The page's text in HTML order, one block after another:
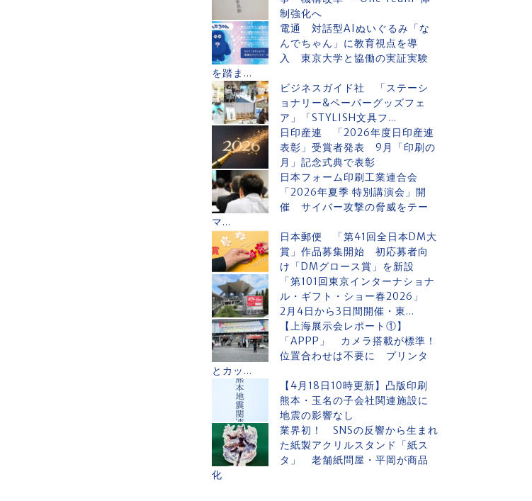
制強化へ
電通 対話型AIぬいぐるみ「な
んでちゃん」に教育視点を導
入 東京大学と協働の実証実験
を踏ま...
ビジネスガイド社 「ステーシ
ョナリー&ペーパーグッズフェ
ア」「STYLISH文具フ...
日印産連 「2026年度日印産連
表彰」受賞者発表 9月「印刷の
月」記念式典で表彰
日本フォーム印刷工業連合会
「2026年夏季 特別講演会」開
催 サイバー攻撃の脅威をテー
マ...
日本郵便 「第41回全日本DM大
賞」作品募集開始 初応募者向
け「DMグロース賞」を新設
「第101回東京インターナショナ
ル・ギフト・ショー春2026」
2月4日から3日間開催・東...
【上海展示会レポート①】
「APPP」 カメラ搭載が標準！
位置合わせは不要に プリンタ
とカッ...
【4月18日10時更新】凸版印刷
熊本・玉名の子会社関連施設に
地震の影響なし
業界初！ SNSの反響から生まれ
た紙製アクリルスタンド「紙ス
タ」 老舗紙問屋・平岡が商品
化